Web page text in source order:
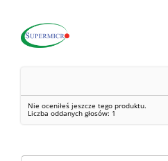
Nie oceniłeś jeszcze tego produktu.
Liczba oddanych głosów: 1